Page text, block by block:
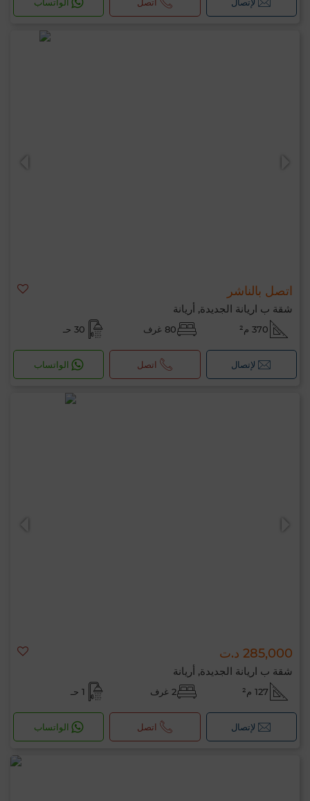
اتصل بالناشر
شقة ب اريانة الجديدة, أريانة
370 م² 80 غرف 30 حـ
لإتصال اتصل الواتساب
285,000 د.ت
شقة ب اريانة الجديدة, أريانة
127 م² 2 غرف 1 حـ
لإتصال اتصل الواتساب